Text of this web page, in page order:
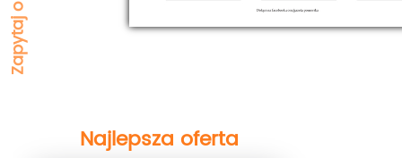
Najlepsza oferta